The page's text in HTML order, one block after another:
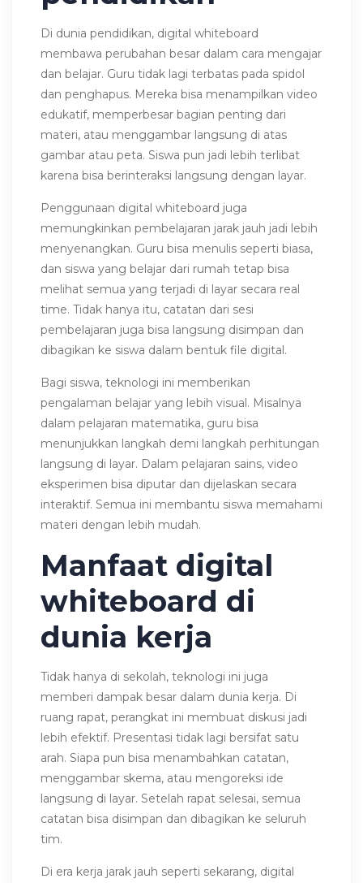
Di dunia pendidikan, digital whiteboard
membawa perubahan besar dalam cara mengajar
dan belajar. Guru tidak lagi terbatas pada spidol
dan penghapus. Mereka bisa menampilkan video
edukatif, memperbesar bagian penting dari
materi, atau menggambar langsung di atas
gambar atau peta. Siswa pun jadi lebih terlibat
karena bisa berinteraksi langsung dengan layar.
Penggunaan digital whiteboard juga
memungkinkan pembelajaran jarak jauh jadi lebih
menyenangkan. Guru bisa menulis seperti biasa,
dan siswa yang belajar dari rumah tetap bisa
melihat semua yang terjadi di layar secara real
time. Tidak hanya itu, catatan dari sesi
pembelajaran juga bisa langsung disimpan dan
dibagikan ke siswa dalam bentuk file digital.
Bagi siswa, teknologi ini memberikan
pengalaman belajar yang lebih visual. Misalnya
dalam pelajaran matematika, guru bisa
menunjukkan langkah demi langkah perhitungan
langsung di layar. Dalam pelajaran sains, video
eksperimen bisa diputar dan dijelaskan secara
interaktif. Semua ini membantu siswa memahami
materi dengan lebih mudah.
Manfaat digital
whiteboard di
dunia kerja
Tidak hanya di sekolah, teknologi ini juga
memberi dampak besar dalam dunia kerja. Di
ruang rapat, perangkat ini membuat diskusi jadi
lebih efektif. Presentasi tidak lagi bersifat satu
arah. Siapa pun bisa menambahkan catatan,
menggambar skema, atau mengoreksi ide
langsung di layar. Setelah rapat selesai, semua
catatan bisa disimpan dan dibagikan ke seluruh
tim.
Di era kerja jarak jauh seperti sekarang, digital